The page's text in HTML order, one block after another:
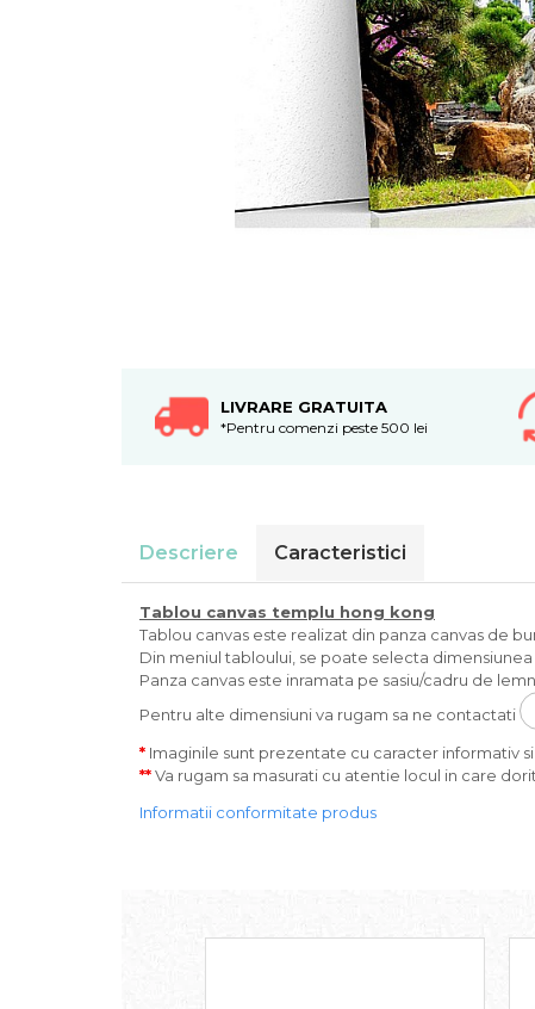
LIVRARE GRATUITA
*Pentru comenzi peste 500 lei
Descriere Caracteristici
Tablou canvas templu hong kong
Tablou canvas este realizat din panza canvas de
Din meniul tabloului, se poate selecta dimensiunea
Panza canvas este inramata pe sasiu/cadru de
Pentru alte dimensiuni va rugam sa ne contactati
* Imaginile sunt prezentate cu caracter informativ
**Va rugam sa masurati cu atentie locul in care
Informatii conformitate produs